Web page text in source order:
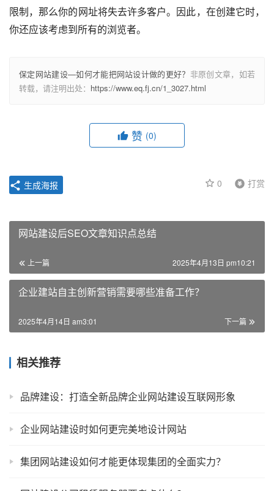
限制，那么你的网址将失去许多客户。因此，在创建它时，
你还应该考虑到所有的浏览者。
保定网站建设—如何才能把网站设计做的更好？ 非原创文章，如若
转载，请注明出处： https://www.eq.fj.cn/1_3027.html
赞 (0)
0 打赏
生成海报
网站建设后SEO文章知识点总结
上一篇 2025年4月13日 pm10:21
企业建站自主创新营销需要哪些准备工作？
下一篇
2025年4月14日 am3:01
相关推荐
品牌建设：打造全新品牌企业网站建设互联网形象
企业网站建设时如何更完美地设计网站
集团网站建设如何才能更体现集团的全面实力？